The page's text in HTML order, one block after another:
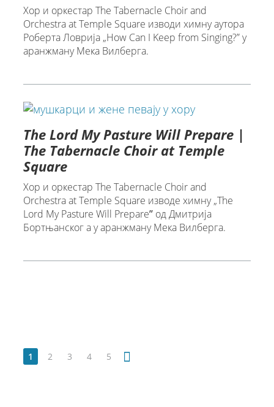
Хор и оркестар The Tabernacle Choir and
Orchestra at Temple Square изводи химну аутора
Роберта Ловрија „How Can I Keep from Singing?” у
аранжману Мека Вилберга.
The Lord My Pasture Will Prepare |
The Tabernacle Choir at Temple
Square
Хор и оркестар The Tabernacle Choir and
Orchestra at Temple Square изводе химну „The
Lord My Pasture Will Prepareˮ од Дмитрија
Бортњанског а у aранжману Mека Вилберга.
1 2 3 4 5